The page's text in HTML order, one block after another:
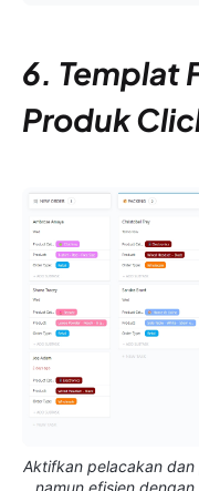
6. Templat
Produk
Aktifkan pelacakan dan